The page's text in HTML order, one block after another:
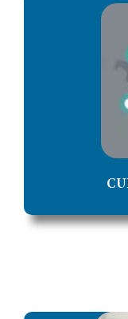
Acceso al
puede